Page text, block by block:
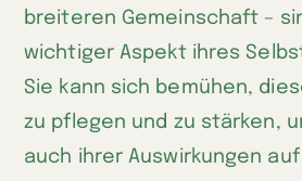
breiteren Gemeinschaft –
wichtiger Aspekt ihres
Sie kann sich bemühen,
zu pflegen und zu stärken,
auch ihrer Auswirkungen